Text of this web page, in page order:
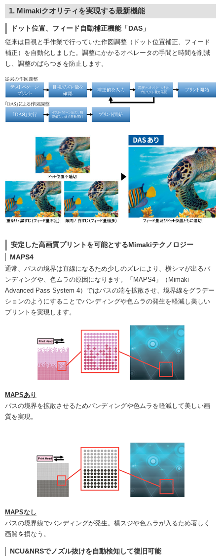
1. Mimakiクオリティを実現する最新機能
ドット位置、フィード自動補正機能「DAS」
従来は目視と手作業で行っていた作図調整（ドット位置補正、フィード
補正）を自動化しました。調整にかかるオペレータの手間と時間を削減
し、調整のばらつきを防止します。
安定した高画質プリントを可能とするMimakiテクノロジー
MAPS4
通常、パスの境界は直線になるため少しのズレにより、横シマが出るバ
ンディングや、色ムラの原因になります。「MAPS4」（Mimaki
Advanced Pass System 4）ではパスの端を拡散させ、境界線をグラデー
ションのようにすることでバンディングや色ムラの発生を軽減し美しい
プリントを実現します。
MAPSあり
パスの境界を拡散させるためバンディングや色ムラを軽減して美しい画
質を実現。
MAPSなし
パスの境界線でバンディングが発生。横スジや色ムラが入るため著しく
画質を損なう。
NCU&NRSでノズル抜けを自動検知して復旧可能